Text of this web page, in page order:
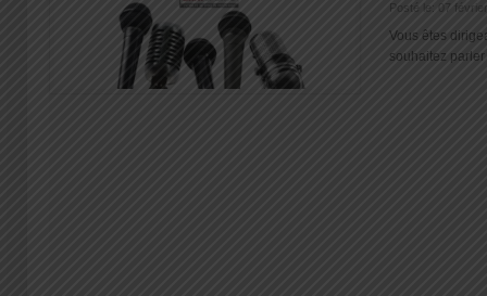
Posté le: 07
Vous êtes
souhaitez